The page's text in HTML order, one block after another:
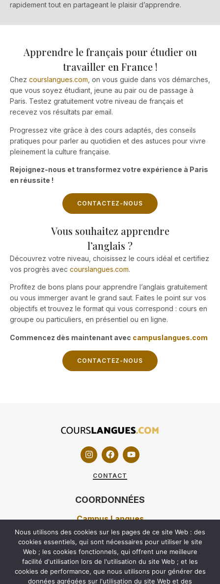
rapidement tout en partageant le plaisir d’apprendre.
Apprendre le français pour étudier ou
travailler en France !
Chez courslangues.com , on vous guide dans vos démarches,
que vous soyez étudiant, jeune au pair ou de passage à
Paris. Testez gratuitement votre niveau de français et
recevez vos résultats par email.
Progressez vite grâce à des cours adaptés, des conseils
pratiques pour parler au quotidien et des astuces pour vivre
pleinement la culture française.
Rejoignez-nous et transformez votre expérience à Paris
en réussite !
CONTACTEZ-NOUS
Vous souhaitez apprendre
l’anglais ?
Découvrez votre niveau, choisissez le cours idéal et certifiez
vos progrès avec courslangues.com.
Profitez de bons plans pour apprendre l’anglais gratuitement
ou vous immerger avant le grand saut. Faites le point sur vos
objectifs et trouvez le format qui vous correspond : cours en
groupe ou particuliers, en présentiel ou en ligne.
Commencez dès maintenant avec campuslangues.com
CONTACTEZ-NOUS
CONTACT
COORDONNÉES
Campus Langues
7 RUE DUVERGIER 75019 PARIS
01 40 05 92 42
60 RUE CARNOT 92100 BOULOGNE-BILLANCOURT
01 70 68 97 97
Nous utilisons des cookies sur les pages de ce site Web : des
cookies essentiels, qui sont nécessaires pour utiliser le site
Web ; les cookies fonctionnels, qui offrent une meilleure
facilité d'utilisation lors de l'utilisation du site Web ; et les
cookies de performance, que nous utilisons pour générer des
données agrégées sur l'utilisation du site Web et des